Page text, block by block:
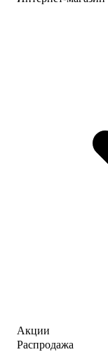
Акции
Распродажа